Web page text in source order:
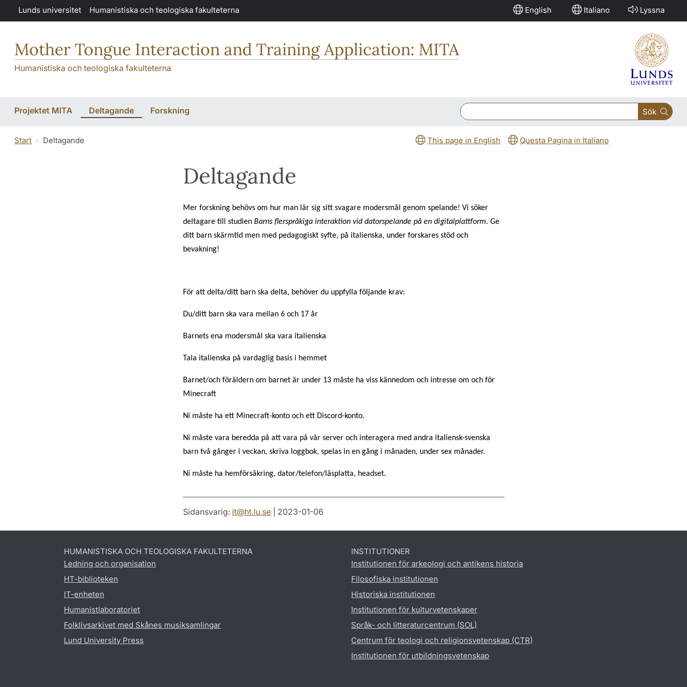
Hoppa till huvudinnehåll
Lunds universitet Humanistiska och teologiska fakulteterna English Italiano Lyssna
Mother Tongue Interaction and Training Application: MITA
Humanistiska och teologiska fakulteterna
Projektet MITA Deltagande Forskning Sök
Start Deltagande This page in English Questa Pagina in Italiano
Deltagande
Mer forskning behövs om hur man lär sig sitt svagare modersmål genom spelande! Vi söker
deltagare till studien Barns flerspråkiga interaktion vid datorspelande på en digitalplattform. Ge
ditt barn skärmtid men med pedagogiskt syfte, på italienska, under forskares stöd och
bevakning!
För att delta/ditt barn ska delta, behöver du uppfylla följande krav:
Du/ditt barn ska vara mellan 6 och 17 år
Barnets ena modersmål ska vara italienska
Tala italienska på vardaglig basis i hemmet
Barnet/och föräldern om barnet är under 13 måste ha viss kännedom och intresse om och för
Minecraft
Ni måste ha ett Minecraft-konto och ett Discord-konto.
Ni måste vara beredda på att vara på vår server och interagera med andra italiensk-svenska
barn två gånger i veckan, skriva loggbok, spelas in en gång i månaden, under sex månader.
Ni måste ha hemförsäkring, dator/telefon/läsplatta, headset.
Sidansvarig: it@ht.lu.se| 2023-01-06
HUMANISTISKA OCH TEOLOGISKA FAKULTETERNA
Ledning och organisation
HT-biblioteken
IT-enheten
Humanistlaboratoriet
Folklivsarkivet med Skånes musiksamlingar
Lund University Press
INSTITUTIONER
Institutionen för arkeologi och antikens historia
Filosofiska institutionen
Historiska institutionen
Institutionen för kulturvetenskaper
Språk- och litteraturcentrum (SOL)
Centrum för teologi och religionsvetenskap (CTR)
Institutionen för utbildningsvetenskap